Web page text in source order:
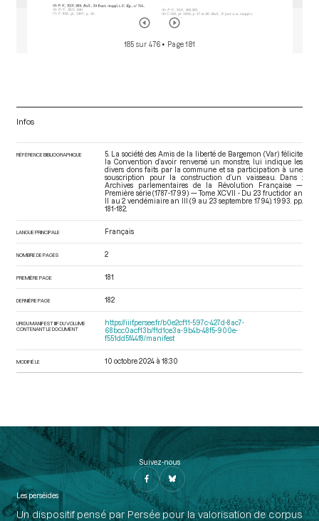
185 sur 476 • Page 181
Infos
RÉFÉRENCE BIBLIOGRAPHIQUE
5. La société des Amis de la liberté de Bargemon (Var) félicite
la Convention d’avoir renversé un monstre, lui indique les
divers dons faits par la commune et sa participation à une
souscription pour la construction d’un vaisseau. Dans :
Archives parlementaires de la Révolution Française —
Première série (1787-1799) — Tome XCVII - Du 23 fructidor an
II au 2 vendémiaire an III (9 au 23 septembre 1794). 1993. pp.
181-182.
LANGUE PRINCIPALE Français
NOMBRE DE PAGES 2
PREMIÈRE PAGE 181
DERNIÈRE PAGE 182
URI DU MANIFEST IIIF DU VOLUME
CONTENANT LE DOCUMENT
https://iiif.persee.fr/b0e2cf11-597c-427d-8ac7-
68bcc0acf13b/f1d1ce3a-9b4b-48f5-900e-
f551dd5f44f8/manifest
MODIFIÉ LE 10 octobre 2024 à 18:30
Suivez-nous
Les perséides
Un dispositif pensé par Persée pour la valorisation de corpus